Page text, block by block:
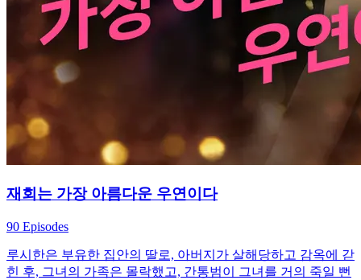
재회는 가장 아름다운 우연이다
90 Episodes
루시한은 부유한 집안의 딸로, 아버지가 살해당하고 감옥에 갇
힌 후, 그녀의 가족은 몰락했고, 간통범이 그녀를 거의 죽일 뻔